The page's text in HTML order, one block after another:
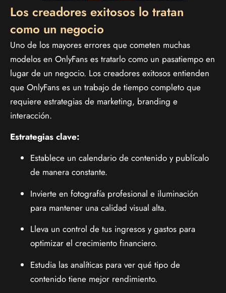
Los creadores exitosos lo tratan
como un negocio
Uno de los mayores errores que cometen muchas
modelos en OnlyFans es tratarlo como un pasatiempo en
lugar de un negocio. Los creadores exitosos entienden
que OnlyFans es un trabajo de tiempo completo que
requiere estrategias de marketing, branding e
interacción.
Estrategias clave:
Establece un calendario de contenido y publícalo
de manera constante.
Invierte en fotografía profesional e iluminación
para mantener una calidad visual alta.
Lleva un control de tus ingresos y gastos para
optimizar el crecimiento financiero.
Estudia las analíticas para ver qué tipo de
contenido tiene mejor rendimiento.